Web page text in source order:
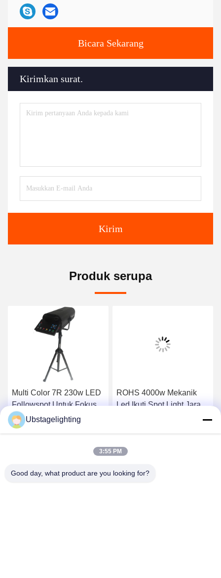
Bicara Sekarang
Kirimkan surat.
Kirim
Produk serupa
Multi Color 7R 230w LED
Followspot Untuk Fokus
Bukaan
ROHS 4000w Mekanik
Led Ikuti Spot Light Jarak
Ubstagelighting
3:55 PM
Good day, what product are you looking for?